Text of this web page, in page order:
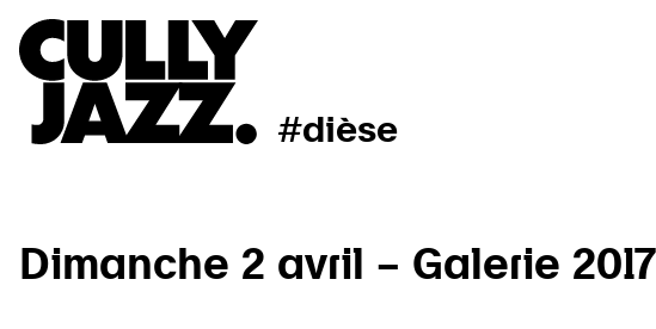
#dièse
Dimanche 2 avril – Galerie 2017